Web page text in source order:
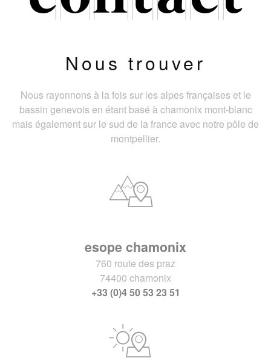
Nous trouver
Nous rayonnons à la fois sur les alpes françaises et le
bassin genevois en étant basé à chamonix mont-blanc
mais également sur le sud de la france avec notre pôle de
montpellier.
esope chamonix
760 route des praz
74400 chamonix
+33 (0)4 50 53 23 51